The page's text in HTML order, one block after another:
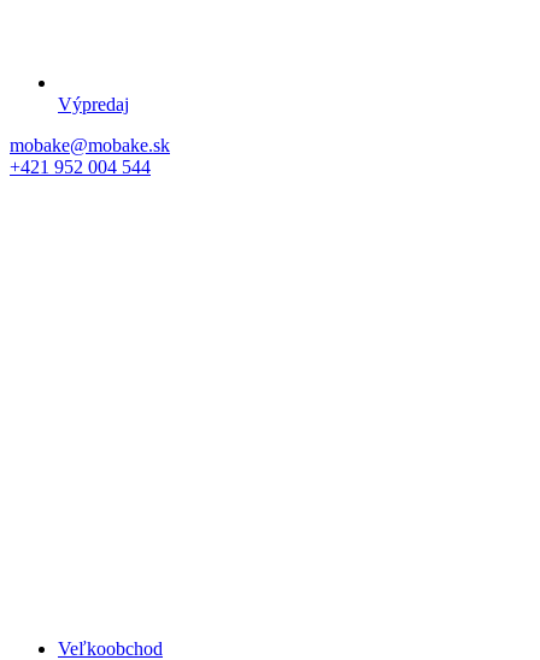
Výpredaj
mobake@mobake.sk
+421 952 004 544
Veľkoobchod